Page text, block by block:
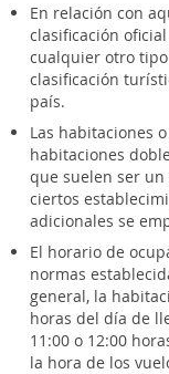
En relación con
clasificación
cualquier otro
clasificación
país.
Las habitaciones
habitaciones
que suelen ser un
ciertos
adicionales se
El horario de
normas
general, la
horas del día de
11:00 o 12:00
la hora de los